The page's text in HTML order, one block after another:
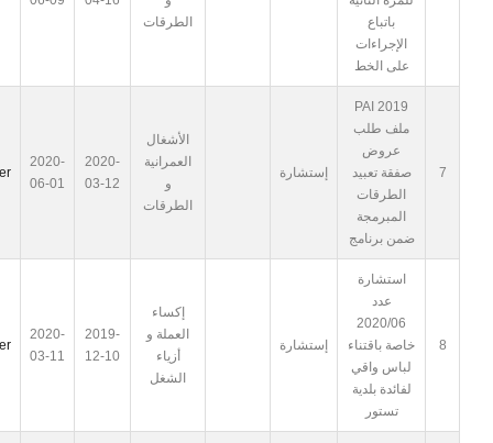
باتباع
الإجراءات
على الخط
الطرقات
7
2019 PAI
ملف طلب
عروض
صفقة تعبيد
الطرقات
المبرمجة
ضمن برنامج
إستشارة
الأشغال
العمرانية
و
الطرقات
2020-
03-12
2020-
06-01
8
استشارة
عدد
2020/06
خاصة باقتناء
لباس واقي
لفائدة بلدية
تستور
إستشارة
إكساء
العملة و
أزياء
الشغل
2019-
12-10
2020-
03-11